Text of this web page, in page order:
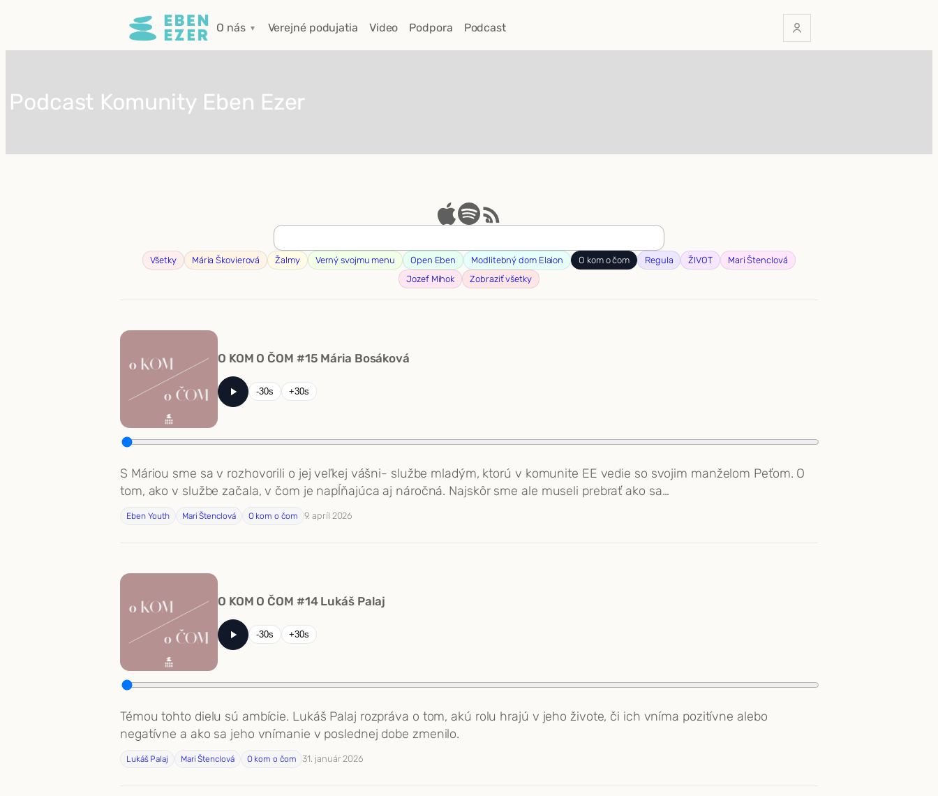
O nás Verejné podujatia Video Podpora Podcast
Podcast Komunity Eben Ezer
Všetky Mária Škovierová Žalmy Verný svojmu menu Open Eben Modlitebný dom Elaion O kom o čom Regula ŽIVOT
Mari Štenclová
Jozef Mihok
Zobraziť všetky
O KOM O ČOM #15 Mária Bosáková
-30s +30s
S Máriou sme sa v rozhovorili o jej veľkej vášni- službe mladým, ktorú v komunite EE vedie so svojim manželom Peťom. O
tom, ako v službe začala, v čom je napĺňajúca aj náročná. Najskôr sme ale museli prebrať ako sa…
Eben Youth Mari Štenclová O kom o čom 9. apríl 2026
O KOM O ČOM #14 Lukáš Palaj
-30s +30s
Témou tohto dielu sú ambície. Lukáš Palaj rozpráva o tom, akú rolu hrajú v jeho živote, či ich vníma pozitívne alebo
negatívne a ako sa jeho vnímanie v poslednej dobe zmenilo.
Lukáš Palaj Mari Štenclová O kom o čom 31. január 2026